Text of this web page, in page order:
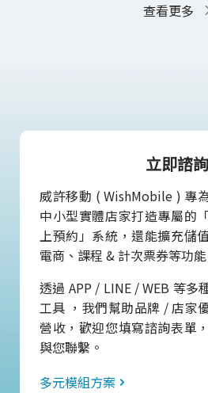
查看更多
立即諮詢
威許移動 ( WishMobile ) 專
中小型實體店家打造專屬的
上預約」系統，還能擴充儲
電商、課程 & 計次票券等功能
透過 APP / LINE / WEB 等多
工具 ，我們幫助品牌 / 店家
營收，歡迎您填寫諮詢表單
與您聯繫。
多元模組方案